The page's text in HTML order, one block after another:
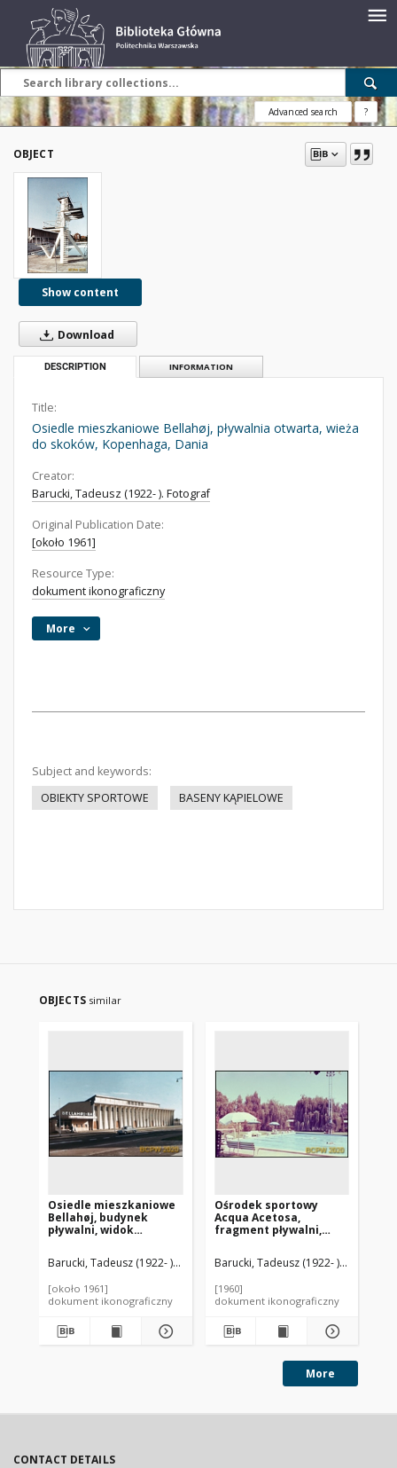
Advanced search ?
OBJECT
Show content
Download
DESCRIPTION INFORMATION
Title:
Osiedle mieszkaniowe Bellahøj, pływalnia otwarta, wieża
do skoków, Kopenhaga, Dania
Creator:
Barucki, Tadeusz (1922- ). Fotograf
Original Publication Date:
[około 1961]
Resource Type:
dokument ikonograficzny
More
Subject and keywords:
OBIEKTY SPORTOWE
BASENY KĄPIELOWE
OBJECTS similar
Osiedle mieszkaniowe
Bellahøj, budynek
pływalni, widok
ulicy, Kopenhaga, Dania
Barucki, Tadeusz (1922- ). Fotograf
[około 1961]
dokument ikonograficzny
Ośrodek sportowy
Acqua Acetosa,
fragment pływalni,
Barucki, Tadeusz (1922- ). Fotograf
[1960]
dokument ikonograficzny
More
CONTACT DETAILS